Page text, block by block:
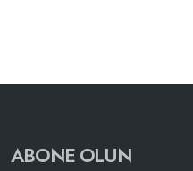
ABONE OLUN